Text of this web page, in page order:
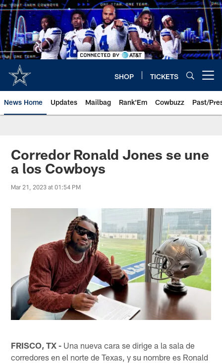
Skip
to
main
content
SHOP TICKETS
News Home Updates Mailbag Rank'Em Cowbuzz Past/
Corredor Ronald Jones se une
a los Cowboys
Mar 21, 2023 at 01:54 PM
FRISCO, TX - Una nueva cara se dirige a la sala de
corredores en el norte de Texas, y su nombre es Ronald